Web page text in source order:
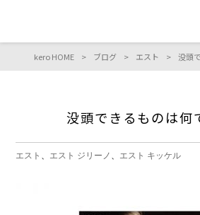
kero HOME > ブログ > エスト > 没頭
没頭できるものは何
エスト エスト ジリーノ エスト キッケル